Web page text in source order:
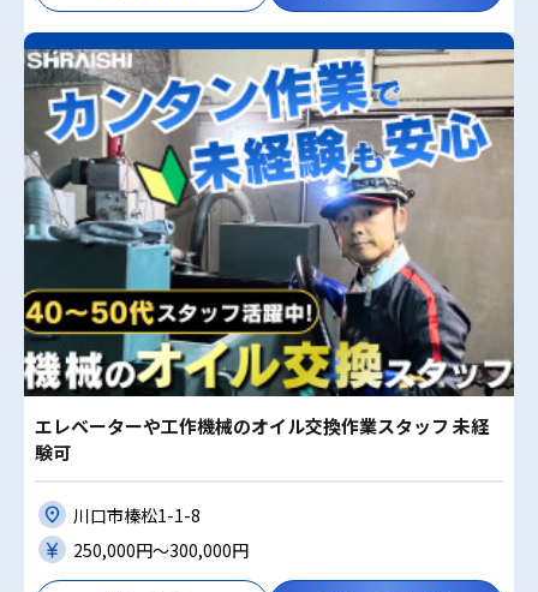
エレベーターや工作機械のオイル交換作業スタッフ 未経
験可
川口市榛松1-1-8
250,000円〜300,000円